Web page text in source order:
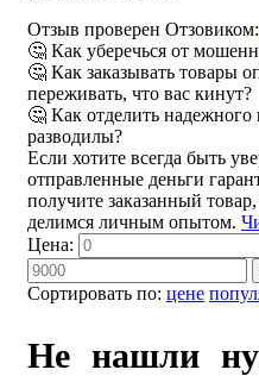
Отзыв проверен Отзовиком:
🤔 Как уберечься от
🤔 Как заказывать товары
переживать, что вас кинут?
🤔 Как отделить
разводилы?
Если хотите всегда быть
отправленные деньги
получите заказанный
делимся личным опытом.
Сортировать по: цене
Цена:
Не нашли